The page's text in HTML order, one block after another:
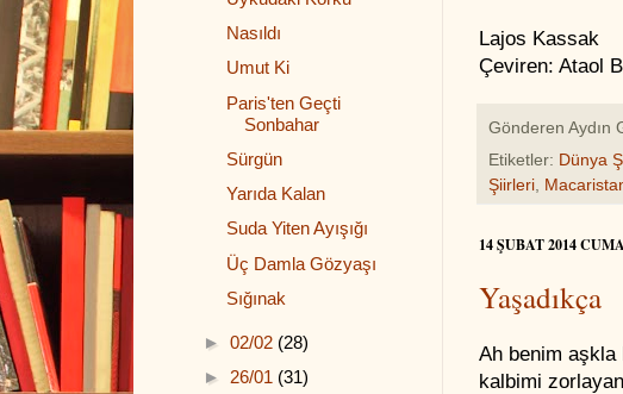
Lajos Kassak
Çeviren: Ataol
Gönderen Aydın
Etiketler: Dünya
Şiirleri,
14 ŞUBAT 2014 CUMA
Yaşadıkça
Ah benim aşkla
kalbimi
Nasıldı
Umut Ki
Paris'ten Geçti
Sonbahar
Sürgün
Yarıda Kalan
Suda Yiten Ayışığı
Üç Damla Gözyaşı
Sığınak
► 02/02 (28)
► 26/01 (31)